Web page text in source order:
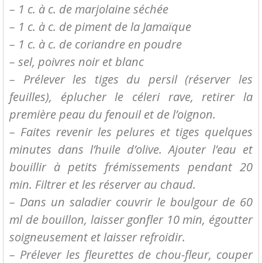
– 1 c. à c. de marjolaine séchée
– 1 c. à c. de piment de la Jamaïque
– 1 c. à c. de coriandre en poudre
– sel, poivres noir et blanc
– Prélever les tiges du persil (réserver les
feuilles), éplucher le céleri rave, retirer la
première peau du fenouil et de l’oignon.
– Faites revenir les pelures et tiges quelques
minutes dans l’huile d’olive. Ajouter l’eau et
bouillir à petits frémissements pendant 20
min. Filtrer et les réserver au chaud.
– Dans un saladier couvrir le boulgour de 60
ml de bouillon, laisser gonfler 10 min, égoutter
soigneusement et laisser refroidir.
– Prélever les fleurettes de chou-fleur, couper